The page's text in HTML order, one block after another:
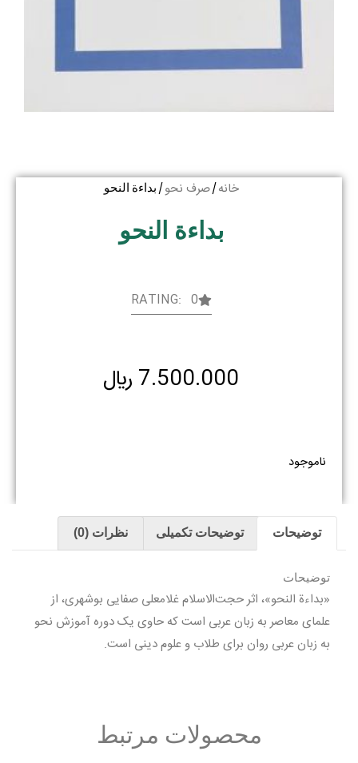
خانه/صرف نحو/ بداءة النحو
بداءة النحو
RATING: 0
7.500.000 ﷼
ناموجود
توضیحات توضیحات تکمیلی نظرات (0)
توضیحات
«بداءة النحو»، اثر حجت‌الاسلام غلامعلی صفایی بوشهری، از
علمای معاصر به زبان عربی است که حاوی یک دوره آموزش نحو
به زبان عربی روان برای طلاب و علوم دینی است.
محصولات مرتبط